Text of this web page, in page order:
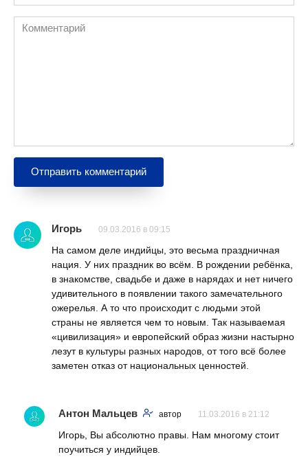
Комментарий
Игорь 09.03.2016 в 09:15
На самом деле индийцы, это весьма праздничная
нация. У них праздник во всём. В рождении ребёнка,
в знакомстве, свадьбе и даже в нарядах и нет ничего
удивительного в появлении такого замечательного
ожерелья. А то что происходит с людьми этой
страны не является чем то новым. Так называемая
«цивилизация» и европейский образ жизни настырно
лезут в культуры разных народов, от того всё более
заметен отказ от национальных ценностей.
Антон Мальцев автор 11.03.2016 в 21:12
Игорь, Вы абсолютно правы. Нам многому стоит
поучиться у индийцев.